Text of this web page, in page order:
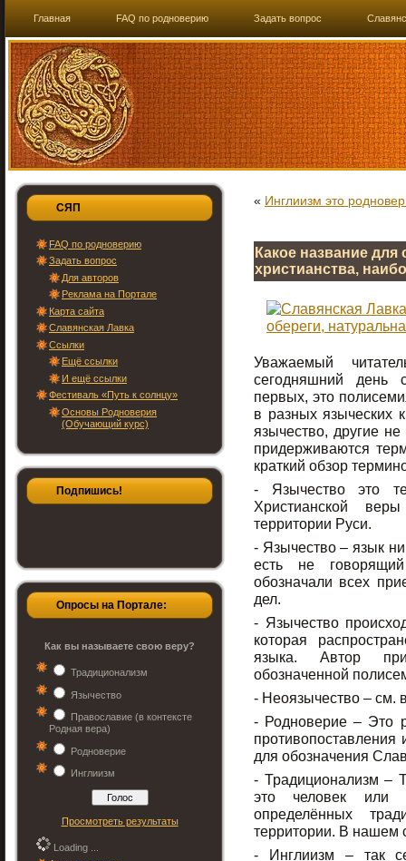
Главная FAQ по родноверию Задать вопрос
СЯП
FAQ по родноверию
Задать вопрос
Для авторов
Реклама на Портале
Карта сайта
Славянская Лавка
Ссылки
Ещё ссылки
И ещё ссылки
Фестиваль «Путь к солнцу»
Основы Родноверия
(Обучающий курс)
Подпишись!
Опросы на Портале:
Как вы называете свою веру?
Традиционализм
Язычество
Православие (в контексте
Родная вера)
Родноверие
Инглиизм
Просмотреть результаты
Loading ...
« Инглиизм это
Какое название
христианства,
Уважаемый
сегодняшний день
первых, это
в разных языческих
язычество, другие
придерживаются
краткий обзор
- Язычество это
Христианской
территории Руси.
- Язычество – язык
есть не
обозначали всех
дел.
- Язычество
которая
языка. Автор
обозначенной
- Неоязычество – см.
- Родноверие – Это
для обозначения
- Традиционализм –
это человек или
определённых
территории. В нашем
- Инглиизм – так